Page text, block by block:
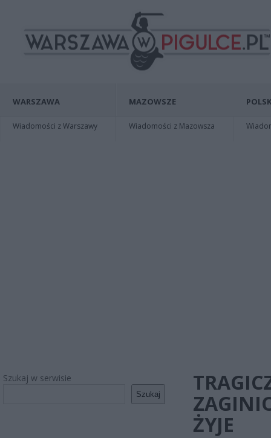
WARSZAWA
Wiadomości z Warszawy
MAZOWSZE
Wiadomości z Mazowsza
Szukaj w serwisie
Szukaj
ŻYJE